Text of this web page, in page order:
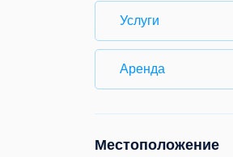
Услуги
Аренда
Местоположение